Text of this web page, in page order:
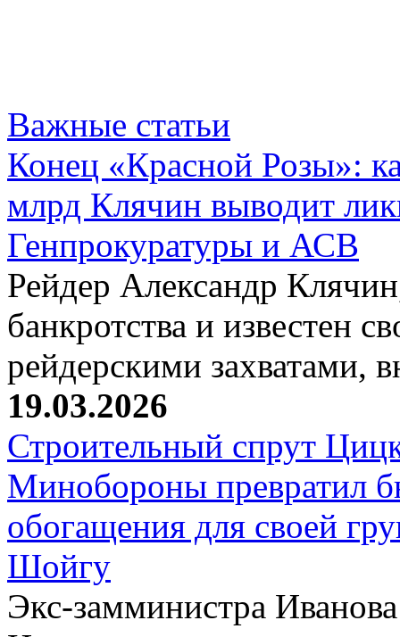
Важные статьи
Конец «Красной Розы»:
млрд Клячин выводит
Генпрокуратуры и АСВ
Рейдер Александр
банкротства и известен
рейдерскими захватами,
19.03.2026
Строительный спрут
Минобороны превратил
обогащения для своей
Шойгу
Экс-замминистра